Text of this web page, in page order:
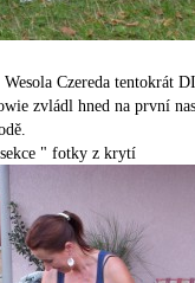
Czereda
zvládl hned na první
" fotky z krytí